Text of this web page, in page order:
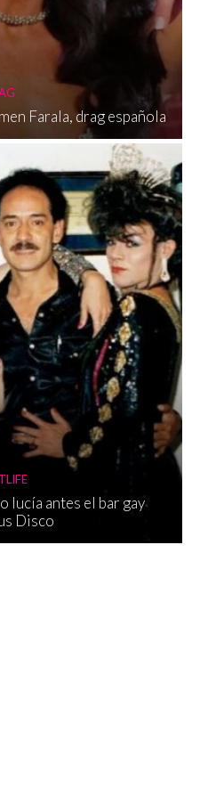
Farala, drag española
lucía antes el bar gay
Disco